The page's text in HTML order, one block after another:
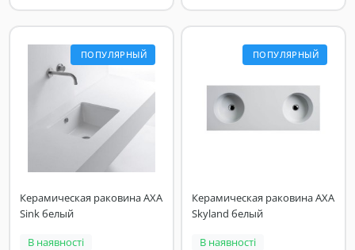
ПОПУЛЯРНЫЙ
Керамическая раковина AXA
Sink белый
В наявності
ПОПУЛЯРНЫЙ
Керамическая раковина AXA
Skyland белый
В наявності